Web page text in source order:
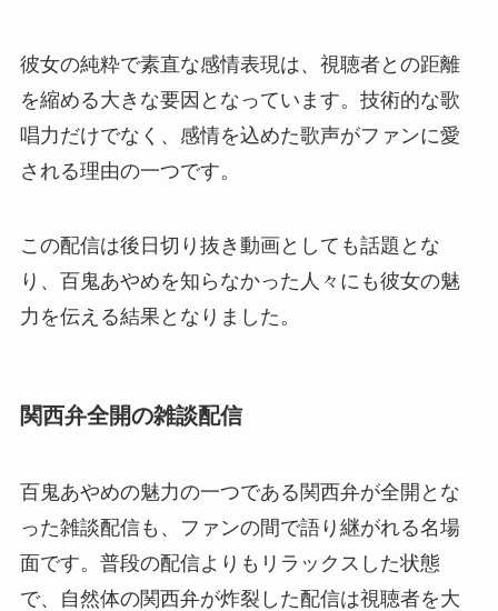
彼女の純粋で素直な感情表現は、視聴者との距離
を縮める大きな要因となっています。技術的な歌
唱力だけでなく、感情を込めた歌声がファンに愛
される理由の一つです。
この配信は後日切り抜き動画としても話題とな
り、百鬼あやめを知らなかった人々にも彼女の魅
力を伝える結果となりました。
関西弁全開の雑談配信
百鬼あやめの魅力の一つである関西弁が全開とな
った雑談配信も、ファンの間で語り継がれる名場
面です。普段の配信よりもリラックスした状態
で、自然体の関西弁が炸裂した配信は視聴者を大